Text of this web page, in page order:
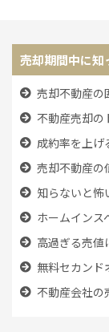
売却期間中に知
売却不動産の
不動産売却の
成約率を上げ
売却不動産の
知らないと怖
ホームインス
高過ぎる売値
無料セカンド
不動産会社の